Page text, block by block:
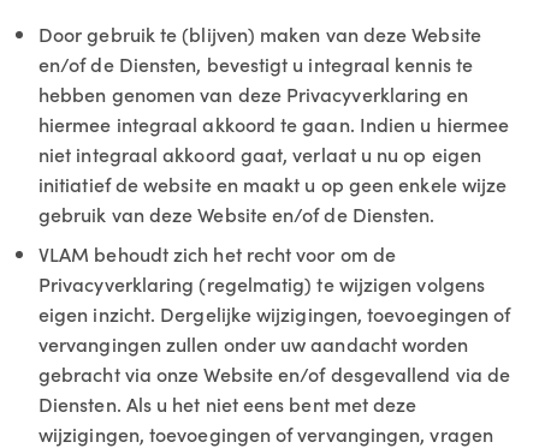
Door gebruik te (blijven) maken van deze Website
en/of de Diensten, bevestigt u integraal kennis te
hebben genomen van deze Privacyverklaring en
hiermee integraal akkoord te gaan. Indien u hiermee
niet integraal akkoord gaat, verlaat u nu op eigen
initiatief de website en maakt u op geen enkele wijze
gebruik van deze Website en/of de Diensten.
VLAM behoudt zich het recht voor om de
Privacyverklaring (regelmatig) te wijzigen volgens
eigen inzicht. Dergelijke wijzigingen, toevoegingen of
vervangingen zullen onder uw aandacht worden
gebracht via onze Website en/of desgevallend via de
Diensten. Als u het niet eens bent met deze
wijzigingen, toevoegingen of vervangingen, vragen